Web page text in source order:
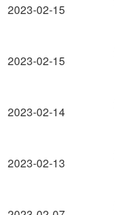
2023-02-15
2023-02-15
2023-02-14
2023-02-13